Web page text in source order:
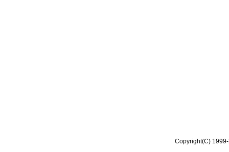
Copyright(C)